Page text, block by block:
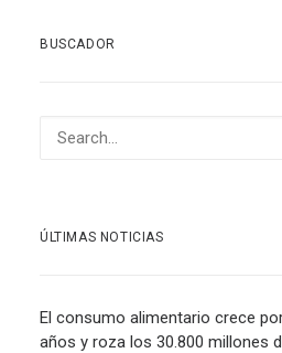
BUSCADOR
ÚLTIMAS NOTICIAS
El consumo alimentario crece
años y roza los 30.800 millones